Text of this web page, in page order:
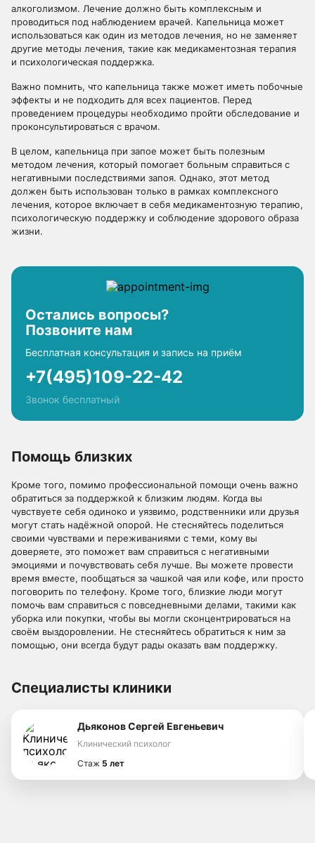
алкоголизмом. Лечение должно быть комплексным и
проводиться под наблюдением врачей. Капельница может
использоваться как один из методов лечения, но не заменяет
другие методы лечения, такие как медикаментозная терапия
и психологическая поддержка.
Важно помнить, что капельница также может иметь побочные
эффекты и не подходить для всех пациентов. Перед
проведением процедуры необходимо пройти обследование и
проконсультироваться с врачом.
В целом, капельница при запое может быть полезным
методом лечения, который помогает больным справиться с
негативными последствиями запоя. Однако, этот метод
должен быть использован только в рамках комплексного
лечения, которое включает в себя медикаментозную терапию,
психологическую поддержку и соблюдение здорового образа
жизни.
Остались вопросы?
Позвоните нам
Бесплатная консультация и запись на приём
+7(495)109-22-42
Звонок бесплатный
Помощь близких
Кроме того, помимо профессиональной помощи очень важно
обратиться за поддержкой к близким людям. Когда вы
чувствуете себя одиноко и уязвимо, родственники или друзья
могут стать надёжной опорой. Не стесняйтесь поделиться
своими чувствами и переживаниями с теми, кому вы
доверяете, это поможет вам справиться с негативными
эмоциями и почувствовать себя лучше. Вы можете провести
время вместе, пообщаться за чашкой чая или кофе, или просто
поговорить по телефону. Кроме того, близкие люди могут
помочь вам справиться с повседневными делами, такими как
уборка или покупки, чтобы вы могли сконцентрироваться на
своём выздоровлении. Не стесняйтесь обратиться к ним за
помощью, они всегда будут рады оказать вам поддержку.
Специалисты клиники
Дьяконов Сергей Евгеньевич
Клинический психолог
Стаж 5 лет